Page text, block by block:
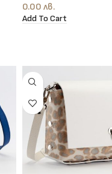
0.00 лв.
Add To Cart